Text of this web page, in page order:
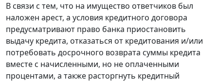
В связи с тем, что на имущество ответчиков был
наложен арест, а условия кредитного договора
предусматривают право банка приостановить
выдачу кредита, отказаться от кредитования и/или
потребовать досрочного возврата суммы кредита
вместе с начисленными, но не оплаченными
процентами, а также расторгнуть кредитный